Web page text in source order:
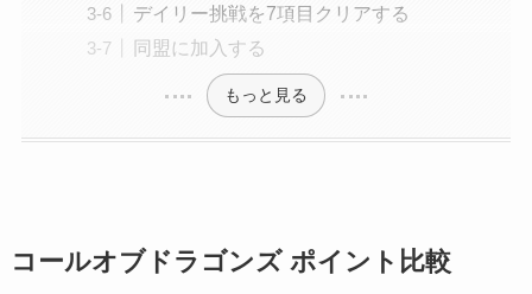
デイリー挑戦を7項目クリアする
同盟に加入する
もっと見る
コールオブドラゴンズ ポイント比較